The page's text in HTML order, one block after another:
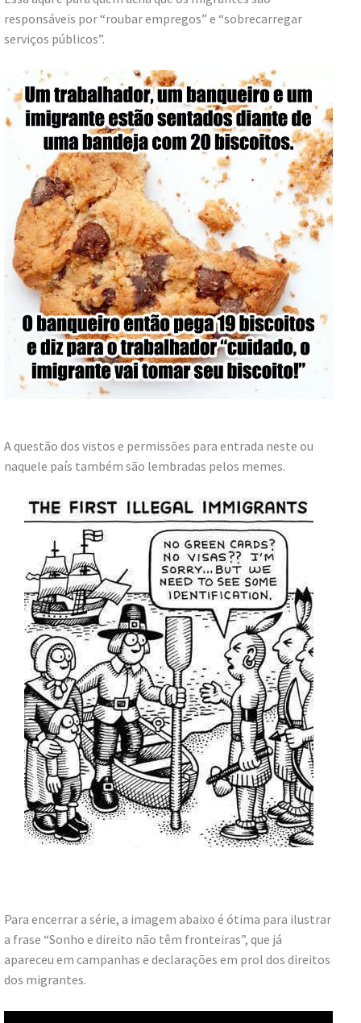
responsáveis por “roubar empregos” e “sobrecarregar
serviços públicos”.
A questão dos vistos e permissões para entrada neste ou
naquele país também são lembradas pelos memes.
Para encerrar a série, a imagem abaixo é ótima para ilustrar
a frase “Sonho e direito não têm fronteiras”, que já
apareceu em campanhas e declarações em prol dos direitos
dos migrantes.